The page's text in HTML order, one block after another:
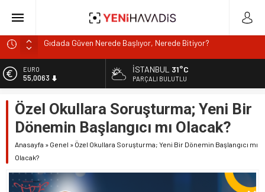
Muğla’da orman yangını
DOA’NIN BEDELİNİTÜKETİCİYE Mİ ÖDETİYORLAR?
e-Devlet’in en çok kullanılan uygulamaları SGK hizmetleri
oldu
“Kurumsaldır, hata yapmaz.” Demeyin!
Gıdada Güven Nerede Başlıyor, Nerede Bitiyor?
EURO
55,0063
6.543,59
BİST
DOLAR
İSTANBUL 31°C
PARÇALI BULUTLU
Özel Okullara Soruşturma; Yeni Bir
Dönemin Başlangıcı mı Olacak?
Anasayfa » Genel » Özel Okullara Soruşturma; Yeni Bir Dönemin Başlangıcı mı
Olacak?